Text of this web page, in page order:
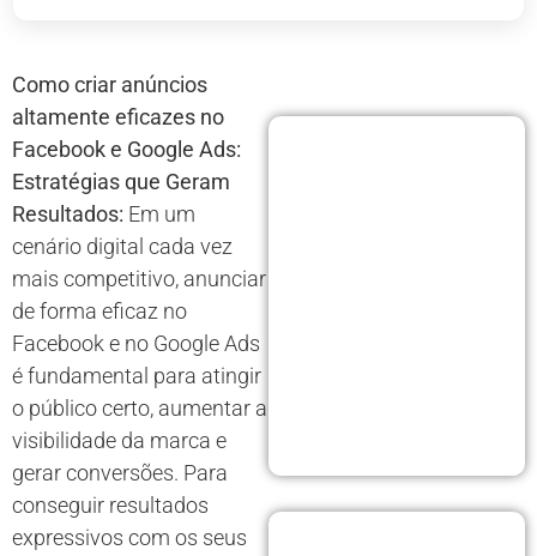
Como criar anúncios
altamente eficazes no
Facebook e Google Ads:
Estratégias que Geram
Resultados: Em um
cenário digital cada vez
mais competitivo, anunciar
de forma eficaz no
Facebook e no Google Ads
é fundamental para atingir
o público certo, aumentar a
visibilidade da marca e
gerar conversões. Para
conseguir resultados
expressivos com os seus